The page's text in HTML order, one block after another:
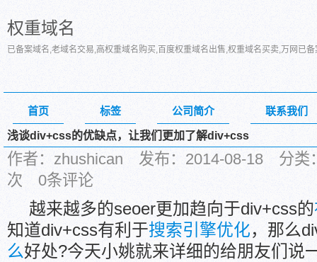
权重域名
已备案域名,老域名交易,高权重域名购买,百度权重域名出售,权重域名买卖,万网已
首页 标签 公司简介 联系我们
浅谈div+css的优缺点，让我们更加了解div+css
作者：zhushican 发布：2014-08-18 分
次 0条评论
越来越多的seoer更加趋向于div+css的
知道div+css有利于搜索引擎优化，那么
么好处?今天小姚就来详细的给朋友们说